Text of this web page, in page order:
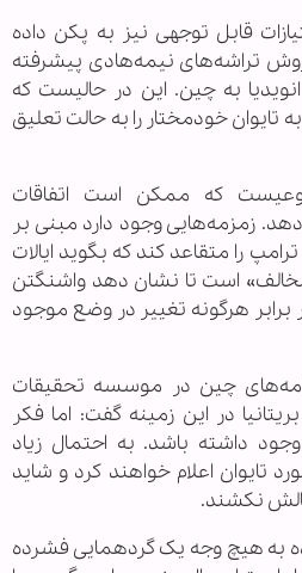
قابل توجهی نیز به پکن داده
تراشه‌های نیمه‌هادی پیشرفته
به چین. این در حالیست که
سلاح به تایوان خودمختار را به حالت تعلیق
که ممکن است اتفاقات
زمزمه‌هایی وجود دارد مبنی بر
را متقاعد کند که بگوید ایالات
است تا نشان دهد واشنگتن
برابر هرگونه تغییر در وضع موجود
چین در موسسه تحقیقات
در این زمینه گفت: اما فکر
داشته باشد. به احتمال زیاد
تایوان اعلام خواهند کرد و شاید
نکشند.
به هیچ وجه یک گردهمایی فشرده